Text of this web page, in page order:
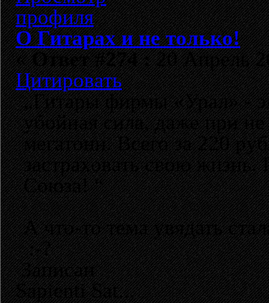
О Гитарах и не только!
«Ответ #274 :20 Апрель
Цитировать
„Гитары фирмы «Урал» -
убойная сила, даже при
мегатонн. Всего за 220
застраховать свою
Союза! “
А что-то тема увядать
:-?
Записан
Sapienti Sat...